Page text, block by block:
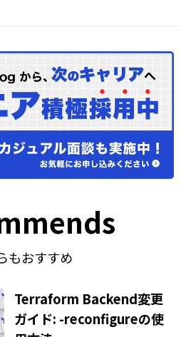
もおすすめ
Terraform Backend変更
ガイド: -reconfigureの使